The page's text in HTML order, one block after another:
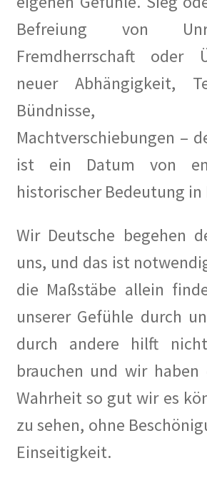
Berlin im Film der Zwanziger Jahre
Berliner Dampfstraßenbahn-
Damals war’s……Sanary-Sur-Mer
Damals war’s…Truppe 1931
DER KÜNSTLER HANSJÖRG
Der Südwestkorso
Erich Mühsam
Erik Ode
Ernst Busch
Ewald Wenck
Klaus Schütz
Kurt Raeck
Befreiung von
Fremdherrschaft oder
neuer Abhängigkeit,
Bündnisse,
Machtverschiebungen –
ist ein Datum von
historischer Bedeutung in
Wir Deutsche begehen
uns, und das ist
die Maßstäbe allein
unserer Gefühle durch
durch andere hilft
brauchen und wir
Wahrheit so gut wir es
zu sehen, ohne
Einseitigkeit.